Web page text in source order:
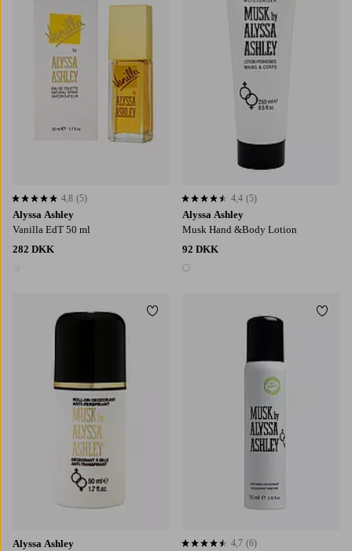
Alyssa Ashley
Vanilla EdT 50 ml
282 DKK
4,8 baseret på 5 bedømmelser
4,8 (5)
Alyssa Ashley
Musk Hand &Body Lotion
92 DKK
1 farve
4,4 baseret på 5 bedømmelser
4,4 (5)
Alyssa Ashley
Tilføj til favoritter
4,7 baseret på 6 bedømmelser
4,7 (6)